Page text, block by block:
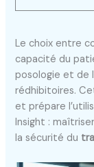
Le choix entre
capacité du
posologie et de
rédhibitoires.
et prépare
Insight :
la sécurité du